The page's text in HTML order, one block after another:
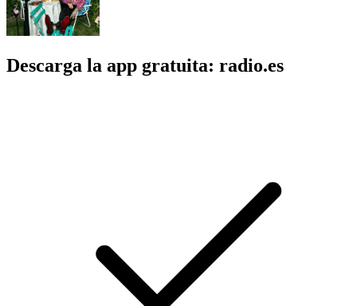
Descarga la app gratuita: radio.es